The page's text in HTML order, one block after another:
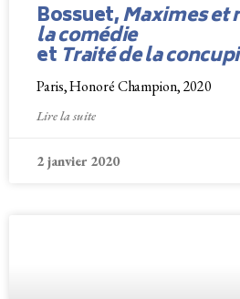
Bossuet,Maximes et
la comédie
et Traité de la
Paris, Honoré Champion, 2020
Lire la suite
2 janvier 2020